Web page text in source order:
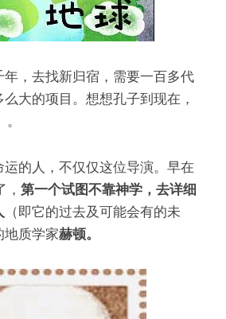
，去找新归宿，需要一百多代
大的项目。想想孔子到现在，
的人，不仅仅这位导演。早在
第一个试图不靠神学，去详细
（即它的过去及可能会有的未
地质学家赫顿。